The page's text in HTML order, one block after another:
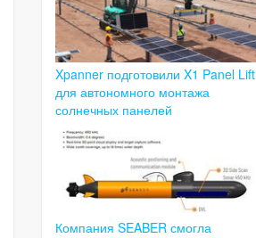
Xpanner подготовили X1 Panel Lift
для автономного монтажа
солнечных панелей
Компания SEABER смогла